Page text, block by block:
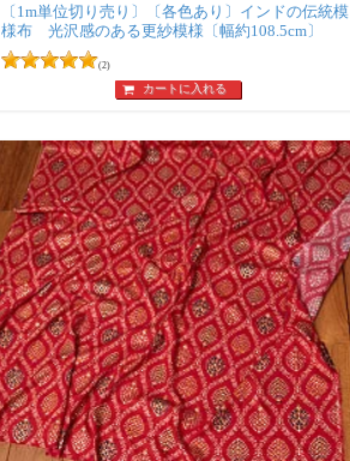
〔1m単位切り売り〕〔各色あり〕インドの伝統模
様布 光沢感のある更紗模様〔幅約108.5cm〕
(2)
カートに入れる